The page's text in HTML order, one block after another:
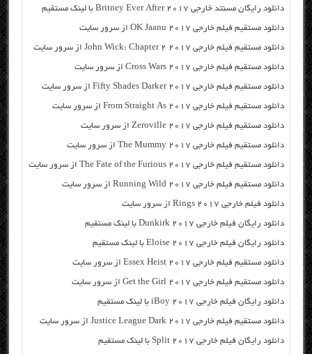
دانلود رایگان مسنتد خارجی Britney Ever After 2017 با لینک مستقیم
دانلود مستقیم فیلم خارجی OK Jaanu 2017 از سرور سایت
دانلود مستقیم فیلم خارجی John Wick: Chapter 2 2017 از سرور سایت
دانلود مستقیم فیلم خارجی Cross Wars 2017 از سرور سایت
دانلود مستقیم فیلم خارجی Fifty Shades Darker 2017 از سرور سایت
دانلود مستقیم فیلم خارجی From Straight As 2017 از سرور سایت
دانلود مستقیم فیلم خارجی Zeroville 2017 از سرور سایت
دانلود مستقیم فیلم خارجی The Mummy 2017 از سرور سایت
دانلود مستقیم فیلم خارجی The Fate of the Furious 2017 از سرور سایت
دانلود مستقیم فیلم خارجی Running Wild 2017 از سرور سایت
دانلود فیلم خارجی Rings 2017 از سرور سایت
دانلود رایگان فیلم خارجی Dunkirk 2017 با لینک مستقیم
دانلود رایگان فیلم خارجی Eloise 2017 با لینک مستقیم
دانلود مستقیم فیلم خارجی Essex Heist 2017 از سرور سایت
دانلود مستقیم فیلم خارجی Get the Girl 2017 از سرور سایت
دانلود رایگان فیلم خارجی iBoy 2017 با لینک مستقیم
دانلود مستقیم فیلم خارجی Justice League Dark 2017 از سرور سایت
دانلود رایگان فیلم خارجی Split 2017 با لینک مستقیم